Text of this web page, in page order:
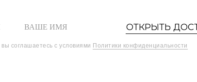
ОТКРЫТЬ
соглашаетесь с условиями Политики конфиденциальности